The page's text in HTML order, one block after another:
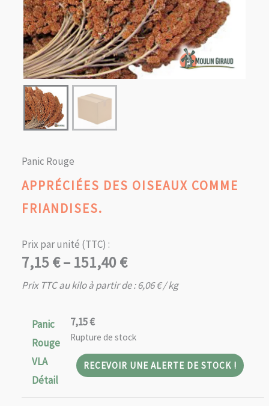
Panic Rouge
APPRÉCIÉES DES OISEAUX COMME
FRIANDISES.
Prix par unité (TTC) :
7,15€– 151,40€
Plage
de
7,15 €
151,40 €
Prix TTC au kilo à partir de :6,06€/ kg
Panic
Rouge
VLA
Détail
7,15€
Rupture de stock
RECEVOIR UNE ALERTE DE STOCK !